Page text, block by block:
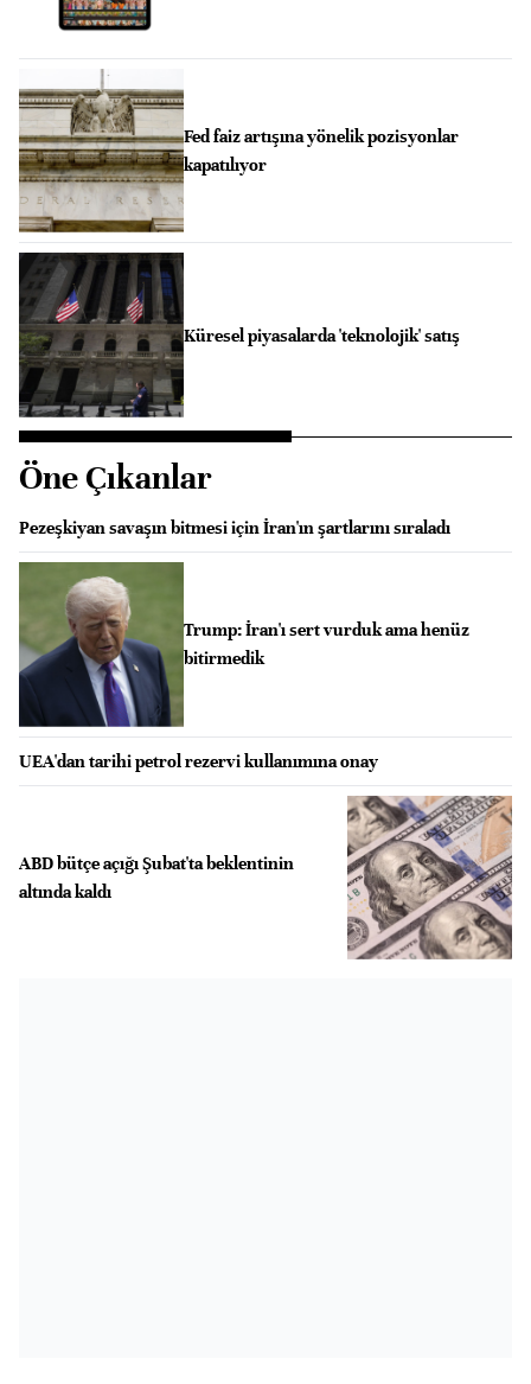
Fed faiz artışına yönelik pozisyonlar
kapatılıyor
Küresel piyasalarda 'teknolojik' satış
Öne Çıkanlar
Pezeşkiyan savaşın bitmesi için İran'ın şartlarını sıraladı
Trump: İran'ı sert vurduk ama henüz
bitirmedik
UEA'dan tarihi petrol rezervi kullanımına onay
ABD bütçe açığı Şubat'ta beklentinin
altında kaldı